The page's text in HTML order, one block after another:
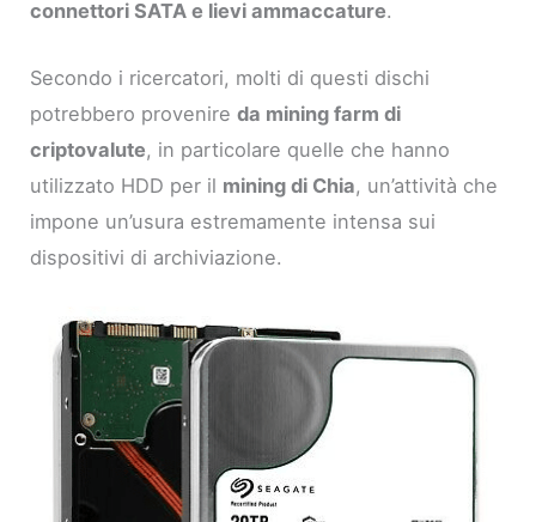
connettori SATA e lievi ammaccature.
Secondo i ricercatori, molti di questi dischi
potrebbero provenireda mining farm di
criptovalute, in particolare quelle che hanno
utilizzato HDD per il mining di Chia, un’attività che
impone un’usura estremamente intensa sui
dispositivi di archiviazione.